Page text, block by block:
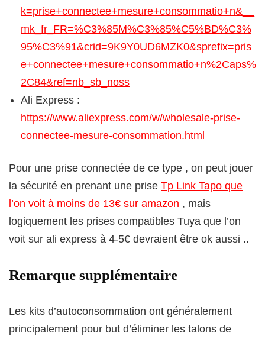
k=prise+connectee+mesure+consommatio+n&__
mk_fr_FR=%C3%85M%C3%85%C5%BD%C3%
95%C3%91&crid=9K9Y0UD6MZK0&sprefix=pris
e+connectee+mesure+consommatio+n%2Caps%
2C84&ref=nb_sb_noss
Ali Express :
https://www.aliexpress.com/w/wholesale-prise-
connectee-mesure-consommation.html
Pour une prise connectée de ce type , on peut jouer
la sécurité en prenant une prise Tp Link Tapo que
l’on voit à moins de 13€ sur amazon , mais
logiquement les prises compatibles Tuya que l’on
voit sur ali express à 4-5€ devraient être ok aussi ..
Remarque supplémentaire
Les kits d’autoconsommation ont généralement
principalement pour but d’éliminer les talons de